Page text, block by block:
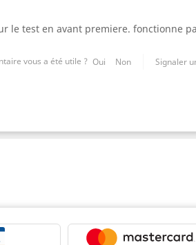
le test en avant premiere. fonctionne
vous a été utile ? Oui Non Signaler